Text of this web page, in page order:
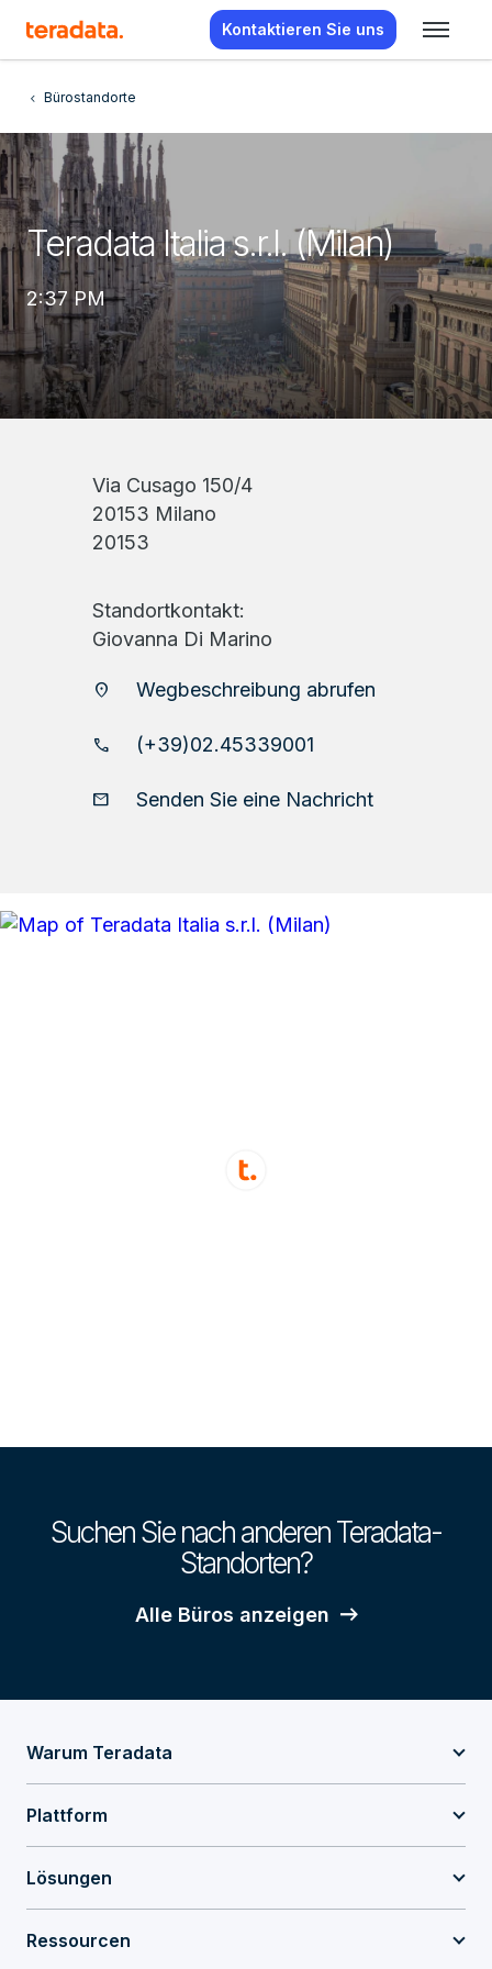
Kontaktieren Sie uns
Bürostandorte
Teradata Italia s.r.l. (Milan)
2:37 PM
Via Cusago 150/4
20153 Milano
20153
Standortkontakt:
Giovanna Di Marino
location_on Wegbeschreibung abrufen
phone (+39)02.45339001
email Senden Sie eine Nachricht
Suchen Sie nach anderen Teradata-
Standorten?
Alle Büros anzeigen
Warum Teradata
Plattform
Lösungen
Ressourcen